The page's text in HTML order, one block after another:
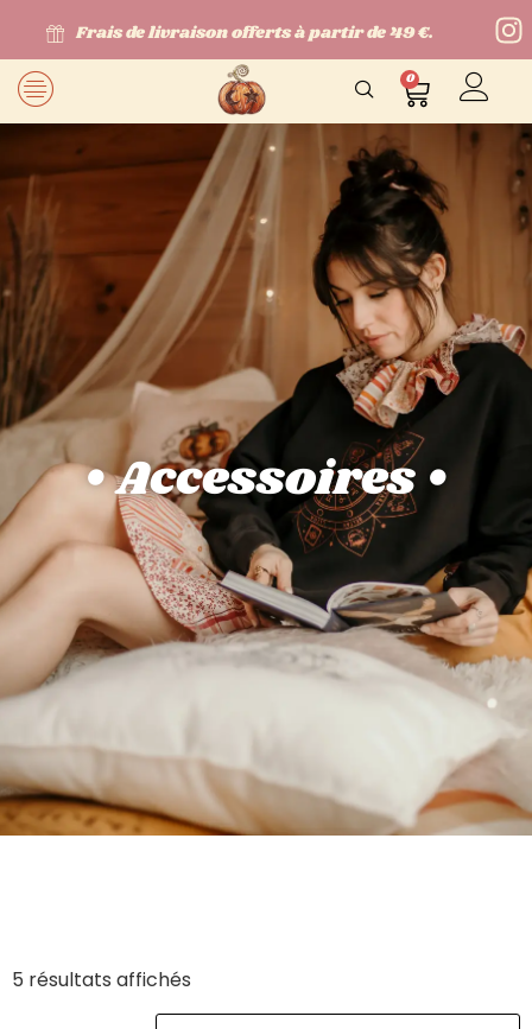
Frais de livraison offerts à partir de 49 €.
0
• Accessoires •
5 résultats affichés